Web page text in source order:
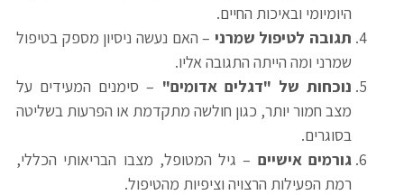
היומיומי ובאיכות החיים.
תגובה לטיפול שמרני – האם נעשה ניסיון מספק בטיפול
שמרני ומה הייתה התגובה אליו.
נוכחות של "דגלים אדומים" – סימנים המעידים על
מצב חמור יותר, כגון חולשה מתקדמת או הפרעות בשליטה
בסוגרים.
גורמים אישיים – גיל המטופל, מצבו הבריאותי הכללי,
רמת הפעילות הרצויה וציפיות מהטיפול.